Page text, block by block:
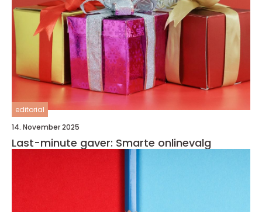
editorial
14. November 2025
Last-minute gaver: Smarte onlinevalg